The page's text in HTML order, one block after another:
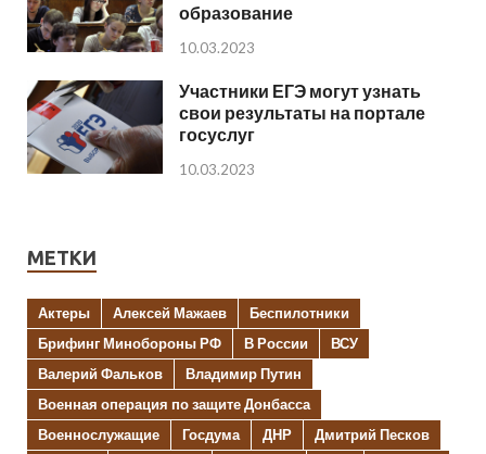
образование
10.03.2023
Участники ЕГЭ могут узнать
свои результаты на портале
госуслуг
10.03.2023
МЕТКИ
Актеры Алексей Мажаев
Беспилотники
Брифинг Минобороны РФ
В России
ВСУ
Валерий Фальков
Владимир Путин
Военная операция по защите Донбасса
Военнослужащие
Госдума ДНР
Дмитрий Песков